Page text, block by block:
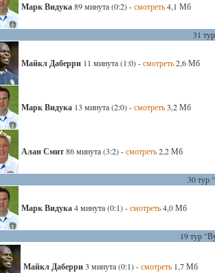
Марк Видука89 минута (0:2) -смотреть4,1 Мб
31
Майкл Даберри 11 минута (1:0) -смотреть2,6 Мб
Марк Видука 13 минута (2:0) -смотреть3,2 Мб
Алан Смит86 минута (3:2) -смотреть2,2 Мб
30 тур
Марк Видука4 минута (0:1) -смотреть4,0 Мб
19 тур
Майкл Даберри3 минута (0:1) -смотреть 1,7 Мб